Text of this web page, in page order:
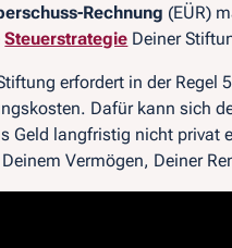
Rechnung (EÜR)
Steuerstrategie Deiner
erfordert in der
Dafür kann sich
Geld langfristig nicht privat
Vermögen, Deiner